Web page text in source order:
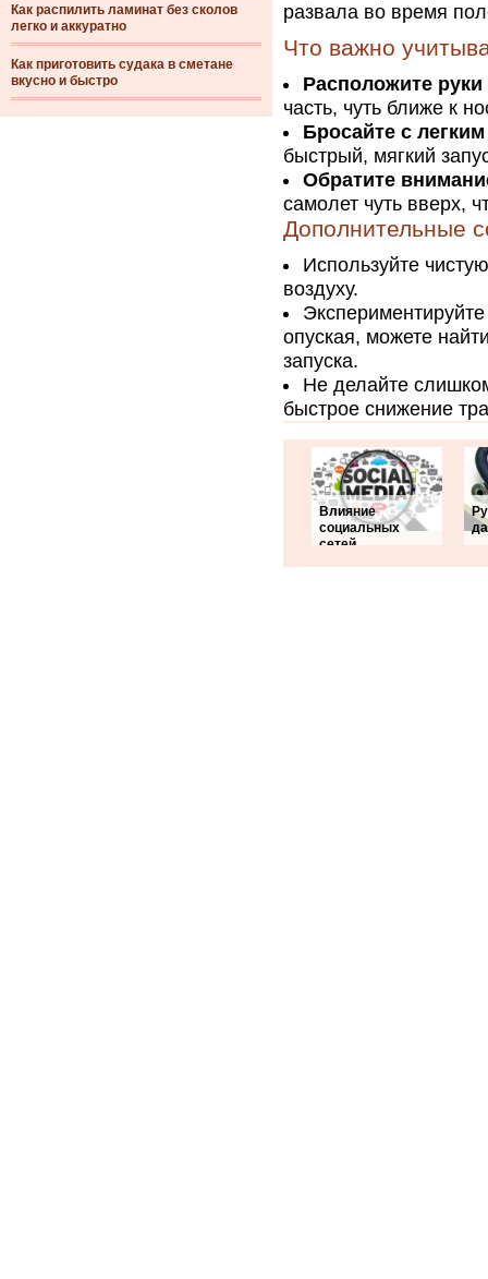
Как распилить ламинат без сколов
легко и аккуратно
Как приготовить судака в сметане
вкусно и быстро
развала во время
Что важно
Расположите
часть, чуть ближе к
Бросайте с
быстрый, мягкий
Обратите
самолет чуть вверх,
Дополнительные
Используйте
воздуху.
опуская, можете
запуска.
Не делайте
быстрое снижение
Влияние
социальных
сетей